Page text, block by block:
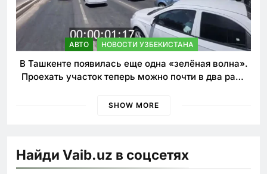
АВТО НОВОСТИ УЗБЕКИСТАНА
В Ташкенте появилась еще одна «зелёная волна».
Проехать участок теперь можно почти в два раза
SHOW MORE
Найди Vaib.uz в соцсетях